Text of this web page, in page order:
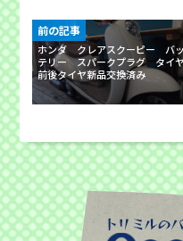
ホンダ クレアスクーピー バ
テリー スパークプラグ タイ
前後タイヤ新品交換済み
前の記事